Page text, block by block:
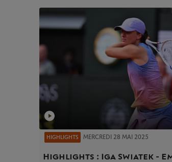
HIGHLIGHTS MERCREDI 28 MAI 2025
Highlights : Iga Swiatek -